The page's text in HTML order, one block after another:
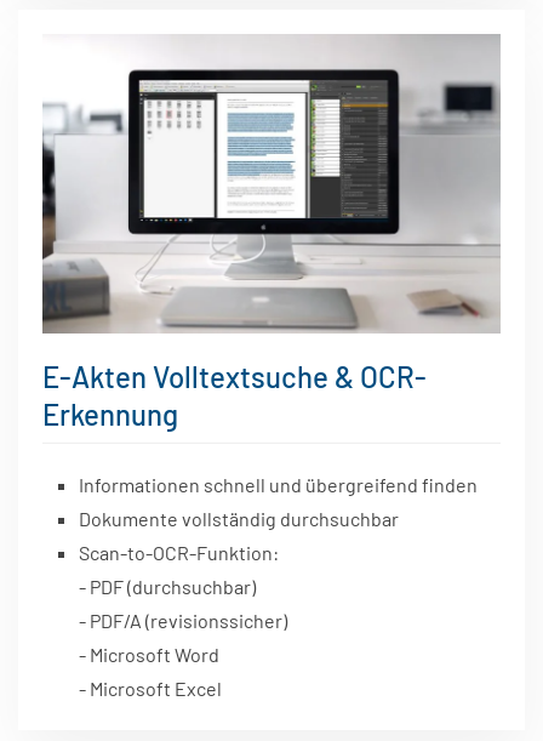
E-Akten Volltextsuche & OCR-
Erkennung
Informationen schnell und übergreifend finden
Dokumente vollständig durchsuchbar
Scan-to-OCR-Funktion:
- PDF (durchsuchbar)
- PDF/A (revisionssicher)
- Microsoft Word
- Microsoft Excel